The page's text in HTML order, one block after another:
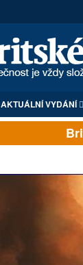
AKTUÁLNÍ VYDÁNÍ